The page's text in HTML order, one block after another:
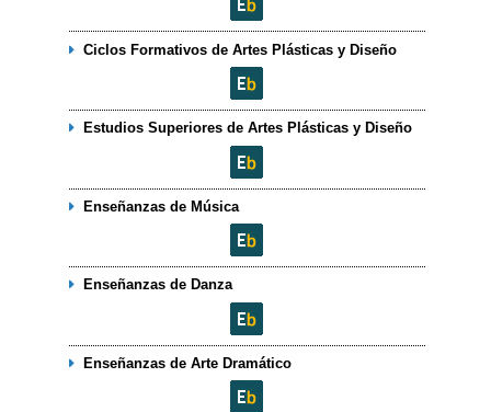
Ciclos Formativos de Artes Plásticas y Diseño
Estudios Superiores de Artes Plásticas y Diseño
Enseñanzas de Música
Enseñanzas de Danza
Enseñanzas de Arte Dramático